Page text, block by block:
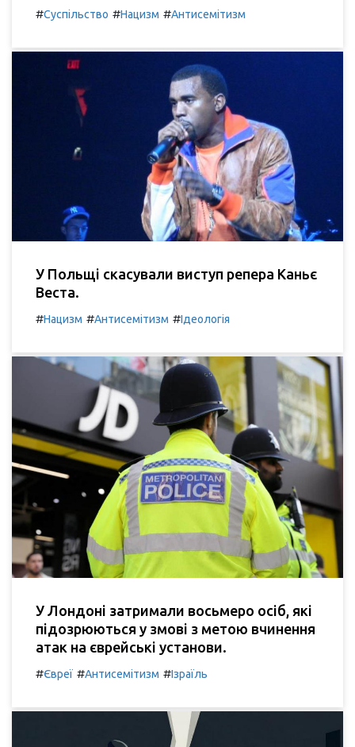
#Суспільство #Нацизм #Антисемітизм
У Польщі скасували виступ репера Каньє
Веста.
#Нацизм #Антисемітизм #Ідеологія
У Лондоні затримали восьмеро осіб, які
підозрюються у змові з метою вчинення
атак на єврейські установи.
#Євреї #Антисемітизм #Ізраїль